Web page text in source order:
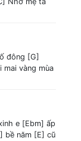
đông [G]
mai vàng mùa
e [Ebm] ấp
bề năm [E] cũ